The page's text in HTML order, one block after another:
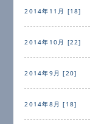
2014年11月 [18]
2014年10月 [22]
2014年9月 [20]
2014年8月 [18]